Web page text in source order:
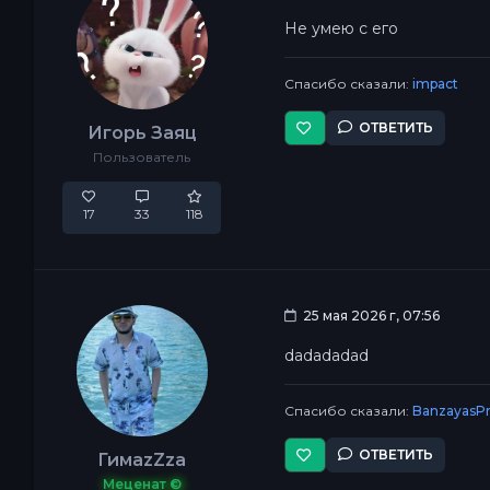
Игорь Заяц
Пользователь
17 33 118
Не умею с его
Спасибо сказали:impact
ОТВЕТИТЬ
ГимаzZza
Меценат ©
25 мая 2026 г, 07:56
dadadadad
Спасибо сказали:
ОТВЕТИТЬ